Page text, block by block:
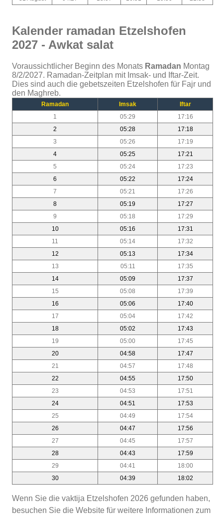
Kalender ramadan Etzelshofen
2027 - Awkat salat
Voraussichtlicher Beginn des Monats Ramadan Montag
8/2/2027. Ramadan-Zeitplan mit Imsak- und Iftar-Zeit.
Dies sind auch die gebetszeiten Etzelshofen für Fajr und
den Maghreb.
Ramadan Imsak
Iftar
1
05:29
17:16
2
05:28
17:18
3
05:26
17:19
4
05:25
17:21
5
05:24
17:23
6
05:22
17:24
7
05:21
17:26
8
05:19
17:27
9
05:18
17:29
10
05:16
17:31
11
05:14
17:32
12
05:13
17:34
13
05:11
17:35
14
05:09
17:37
15
05:08
17:39
16
05:06
17:40
17
05:04
17:42
18
05:02
17:43
19
05:00
17:45
20
04:58
17:47
21
04:57
17:48
22
04:55
17:50
23
04:53
17:51
24
04:51
17:53
25
04:49
17:54
26
04:47
17:56
27
04:45
17:57
28
04:43
17:59
29
04:41
18:00
30
04:39 18:02
Wenn Sie die vaktija Etzelshofen 2026 gefunden haben,
besuchen Sie die Website für weitere Informationen zum